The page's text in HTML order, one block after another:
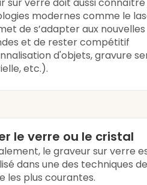
modernes comme le
de s’adapter aux nouvelles
et de rester compétitif
d'objets, gravure
etc.).
le verre ou le cristal
le graveur sur verre
dans une des techniques de
les plus courantes.